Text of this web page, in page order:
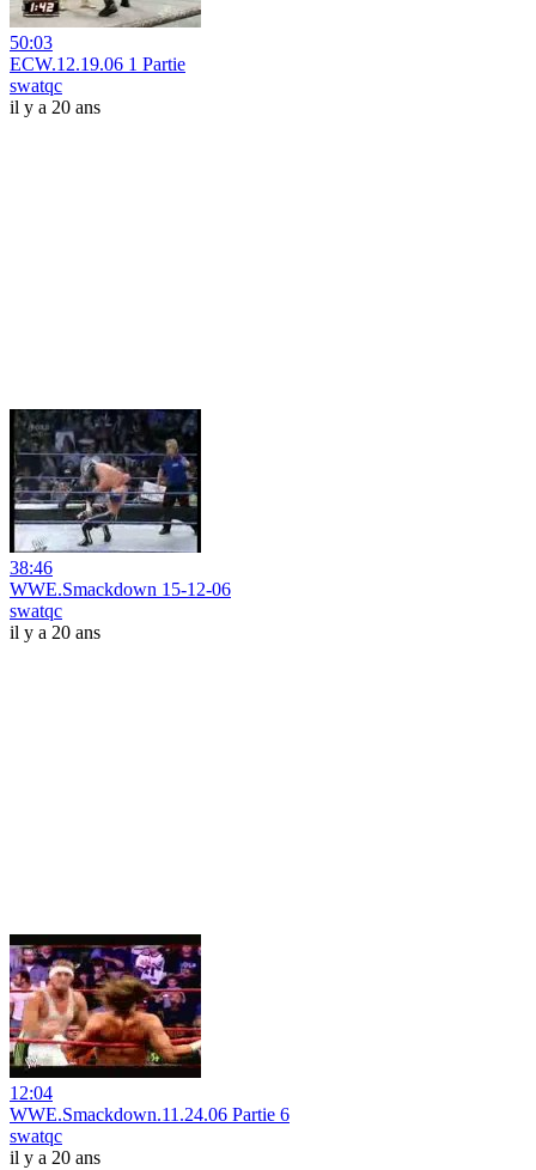
50:03
ECW.12.19.06 1 Partie
swatqc
il y a 20 ans
38:46
WWE.Smackdown 15-12-06
swatqc
il y a 20 ans
12:04
WWE.Smackdown.11.24.06 Partie 6
swatqc
il y a 20 ans